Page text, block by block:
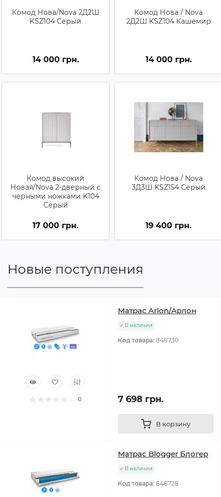
Комод Нова/Nova 2Д2Ш
KSZ104 Серый
14 000 грн.
Комод Нова / Nova
2Д2Ш KSZ104 Кашемир
14 000 грн.
Комод высокий
Новая/Nova 2-дверный с
черными ножками K104
Серый
17 000 грн.
Комод Нова / Nova
3Д3Ш KSZ154 Серый
19 400 грн.
Новые поступления
0
Матрас Arlon/Арлон
В наличии
Код товара: 848730
7 698 грн.
В корзину
Матрас Blogger Блогер
В наличии
Код товара: 848728